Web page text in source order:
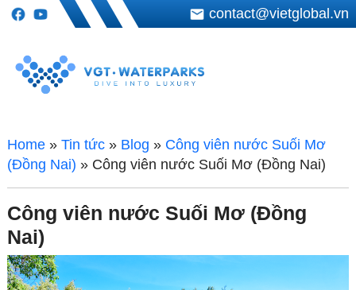
contact@vietglobal.vn
Home» Tin tức» Blog » Công viên nước Suối Mơ
(Đồng Nai) » Công viên nước Suối Mơ (Đồng Nai)
Công viên nước Suối Mơ (Đồng
Nai)